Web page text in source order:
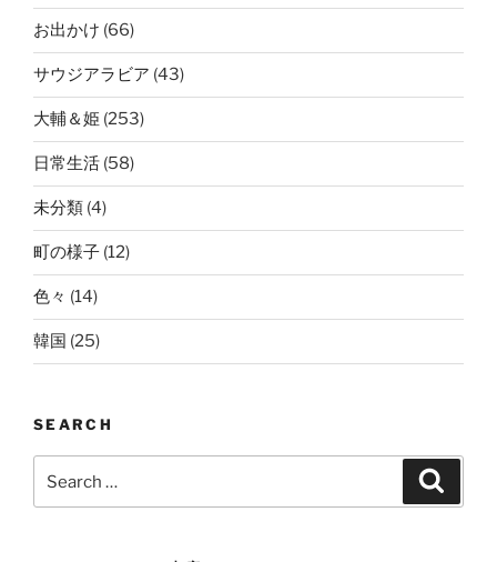
お出かけ (66)
サウジアラビア (43)
大輔＆姫 (253)
日常生活 (58)
未分類 (4)
町の様子 (12)
色々 (14)
韓国 (25)
SEARCH
for: